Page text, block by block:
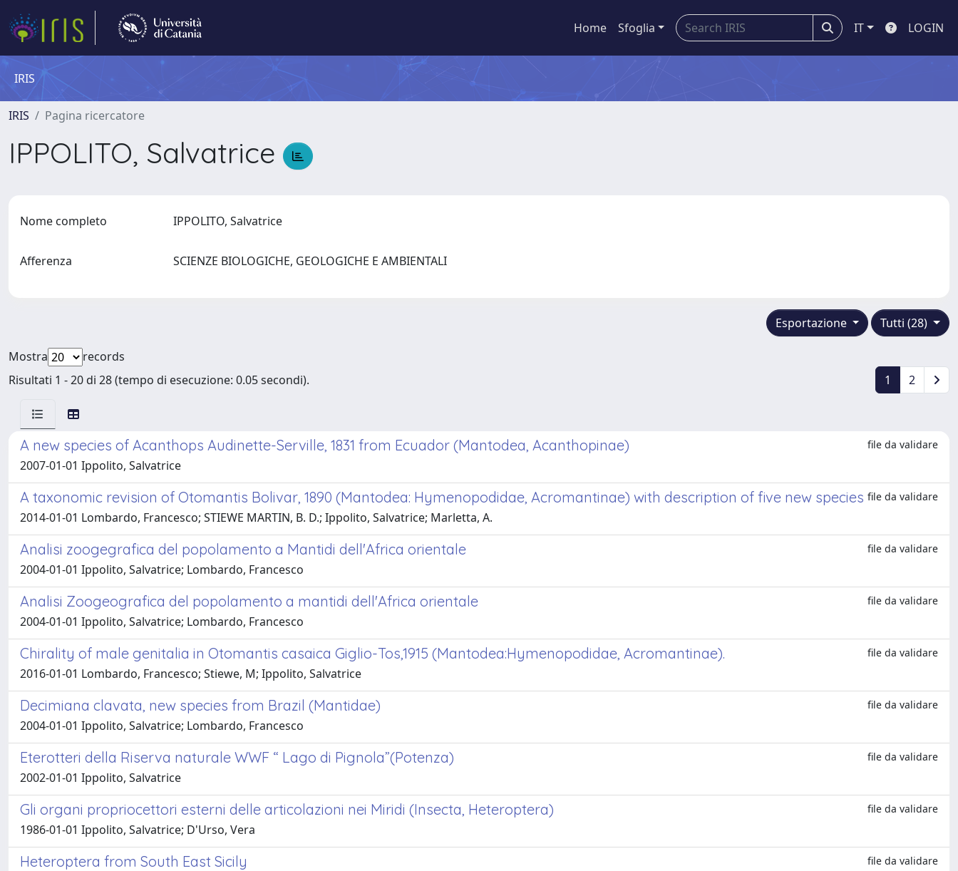
Home Sfoglia IT LOGIN
IRIS
IRIS Pagina ricercatore
IPPOLITO, Salvatrice
Nome completo IPPOLITO, Salvatrice
Afferenza SCIENZE BIOLOGICHE, GEOLOGICHE E AMBIENTALI
Tutti (28)
Esportazione
Mostra
records
Risultati 1 - 20 di 28 (tempo di esecuzione: 0.05 secondi).
1 2
A new species of Acanthops Audinette-Serville, 1831 from Ecuador (Mantodea, Acanthopinae) file da validare
2007-01-01 Ippolito, Salvatrice
A taxonomic revision of Otomantis Bolivar, 1890 (Mantodea: Hymenopodidae, Acromantinae) with description of five new species file da validare
2014-01-01 Lombardo, Francesco; STIEWE MARTIN, B. D.; Ippolito, Salvatrice; Marletta, A.
Analisi zoogegrafica del popolamento a Mantidi dell'Africa orientale file da validare
2004-01-01 Ippolito, Salvatrice; Lombardo, Francesco
Analisi Zoogeografica del popolamento a mantidi dell'Africa orientale file da validare
2004-01-01 Ippolito, Salvatrice; Lombardo, Francesco
Chirality of male genitalia in Otomantis casaica Giglio-Tos,1915 (Mantodea:Hymenopodidae, Acromantinae). file da validare
2016-01-01 Lombardo, Francesco; Stiewe, M; Ippolito, Salvatrice
Decimiana clavata, new species from Brazil (Mantidae) file da validare
2004-01-01 Ippolito, Salvatrice; Lombardo, Francesco
Eterotteri della Riserva naturale WWF “ Lago di Pignola”(Potenza) file da validare
2002-01-01 Ippolito, Salvatrice
Gli organi propriocettori esterni delle articolazioni nei Miridi (Insecta, Heteroptera) file da validare
1986-01-01 Ippolito, Salvatrice; D'Urso, Vera
Heteroptera from South East Sicily file da validare